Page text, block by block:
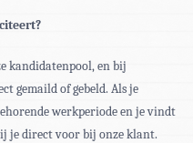
kandidatenpool, en bij
gemaild of gebeld. Als je
werkperiode en je vindt
je direct voor bij onze klant.